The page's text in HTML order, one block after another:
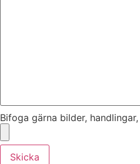
Bifoga gärna bilder,
Skicka